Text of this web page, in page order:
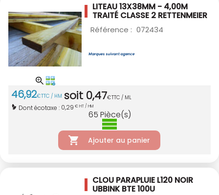
LITEAU 13X38MM - 4,00M
TRAITÉ CLASSE 2 RETTENMEIER
Référence : 072434
46,92€TTC / HM soit 0,47€TTC / ML
Dont écotaxe : 0,29 € HT / HM
65 Pièce(s)
Ajouter au panier
CLOU PARAPLUIE L120 NOIR
UBBINK BTE 100U